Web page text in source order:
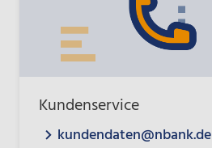
Kundenservice
kundendaten@nbank.de